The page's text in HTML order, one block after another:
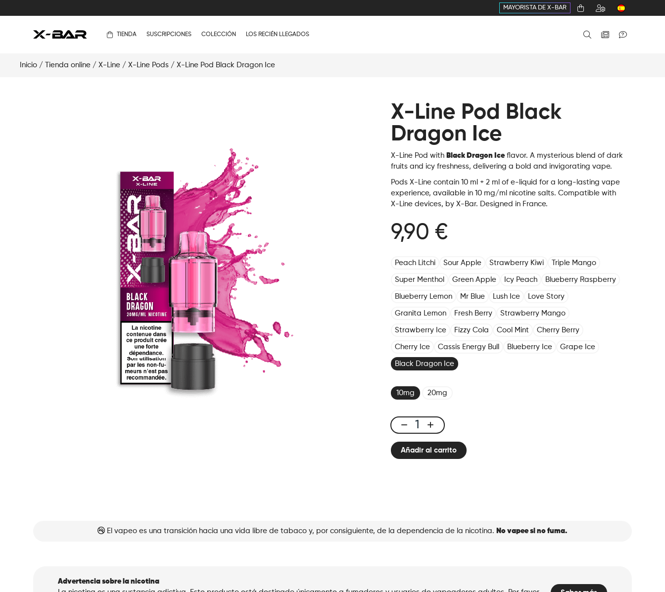
MAYORISTA DE X-BAR
TIENDA SUSCRIPCIONES COLECCIÓN LOS RECIÉN LLEGADOS
Inicio / Tienda online / X-Line / X-Line Pods / X-Line Pod Black Dragon Ice
X-Line Pod Black
Dragon Ice
X-Line Pod with Black Dragon Iceflavor. A mysterious blend of dark
fruits and icy freshness, delivering a bold and invigorating vape.
Pods X-Line contain 10 ml + 2 ml of e-liquid for a long-lasting vape
experience, available in 10 mg/ml nicotine salts. Compatible with
X-Line devices, by X-Bar. Designed in France.
9,90 €
Peach Litchi Sour Apple Strawberry Kiwi Triple Mango
Super Menthol Green Apple Icy Peach Blueberry Raspberry
Blueberry Lemon Mr Blue Lush Ice Love Story
Granita Lemon Fresh Berry Strawberry Mango
Strawberry Ice Fizzy Cola Cool Mint Cherry Berry
Cherry Ice Cassis Energy Bull Blueberry Ice Grape Ice
Black Dragon Ice
10mg 20mg
X-
Line
PodAñadir al carrito
El vapeo es una transición hacia una vida libre de tabaco y, por consiguiente, de la dependencia de la nicotina. No vapee si no fuma.
Advertencia sobre la nicotina